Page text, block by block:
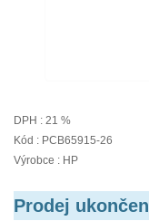
DPH : 21 %
Kód : PCB65915-26
Výrobce : HP
Prodej ukončen